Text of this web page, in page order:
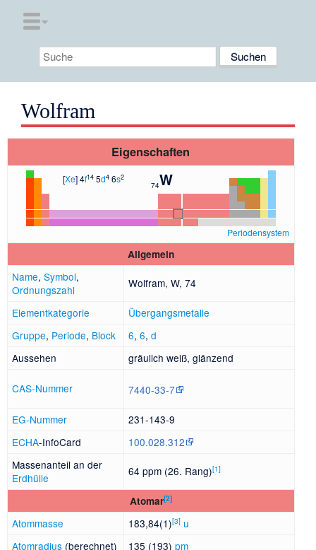
Wolfram
Eigenschaften
[Xe] 4f145d46s2
74W
Periodensystem
Allgemein
Name,Symbol,
Ordnungszahl
Wolfram, W, 74
Elementkategorie
Übergangsmetalle
Gruppe, Periode, Block 6,6,d
Aussehen
gräulich weiß, glänzend
CAS-Nummer 7440-33-7
EG-Nummer
231-143-9
ECHA-InfoCard
100.028.312
Massenanteil an der
Erdhülle
64 ppm (26. Rang)[1]
Atomar[2]
Atommasse 183,84(1)[3] u
Atomradius (berechnet) 135 (193)pm